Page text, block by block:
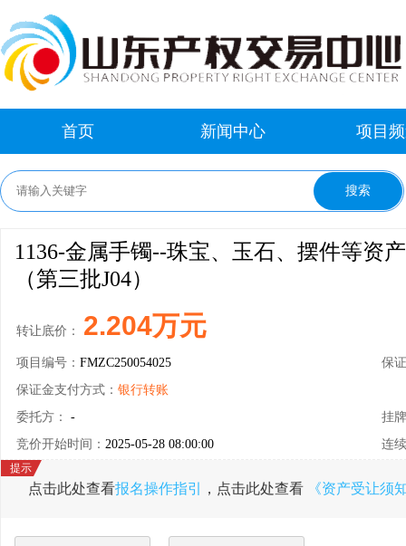
首页 新闻中心 项目
1136-金属手镯--珠宝、玉石、摆件等资
（第三批J04）
转让底价： 2.204万元
项目编号： FMZC250054025
保
保证金支付方式： 银行转账
委托方： -
挂
竞价开始时间： 2025-05-28 08:00:00 连
点击此处查看报名操作指引 ，点击此处查看 《资产受让须